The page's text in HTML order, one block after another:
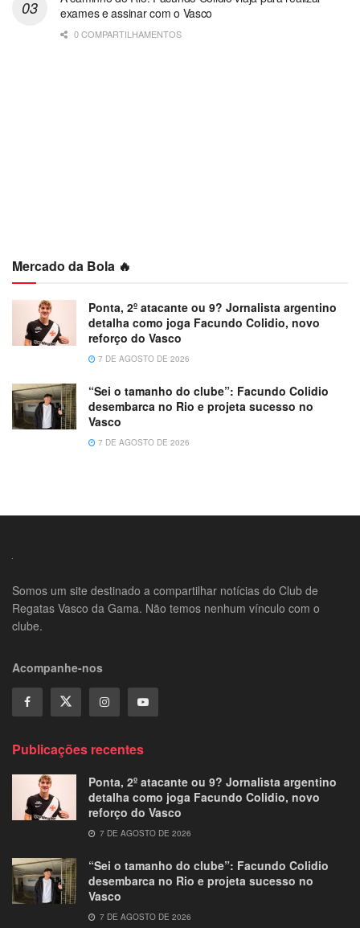
exames e assinar com o Vasco
0 COMPARTILHAMENTOS
Mercado da Bola 🔥
Ponta, 2º atacante ou 9? Jornalista argentino
detalha como joga Facundo Colidio, novo
reforço do Vasco
7 DE AGOSTO DE 2026
“Sei o tamanho do clube”: Facundo Colidio
desembarca no Rio e projeta sucesso no
Vasco
7 DE AGOSTO DE 2026
Somos um site destinado a compartilhar notícias do Club de
Regatas Vasco da Gama. Não temos nenhum vínculo com o
clube.
Acompanhe-nos
Publicações recentes
Ponta, 2º atacante ou 9? Jornalista argentino
detalha como joga Facundo Colidio, novo
reforço do Vasco
7 DE AGOSTO DE 2026
“Sei o tamanho do clube”: Facundo Colidio
desembarca no Rio e projeta sucesso no
Vasco
7 DE AGOSTO DE 2026